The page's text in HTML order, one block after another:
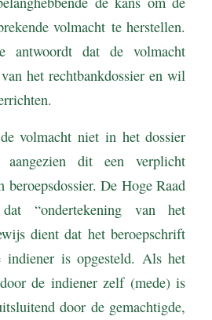
volmacht te herstellen.
antwoordt dat de volmacht
het rechtbankdossier en wil
volmacht niet in het dossier
dit een verplicht
beroepsdossier. De Hoge Raad
“ondertekening van het
dient dat het beroepschrift
indiener is opgesteld. Als het
de indiener zelf (mede) is
door de gemachtigde,